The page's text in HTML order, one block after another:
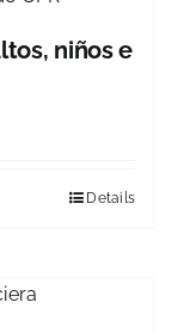
niños e
Details